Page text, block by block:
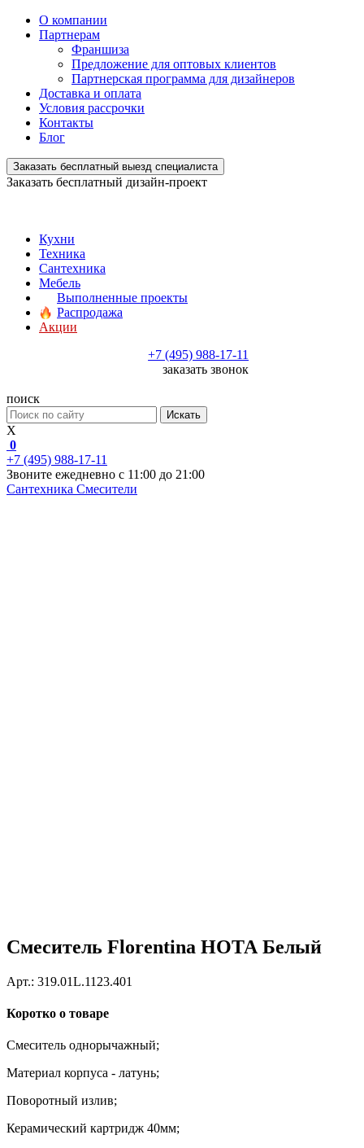
О компании
Партнерам
Франшиза
Предложение для оптовых клиентов
Партнерская программа для дизайнеров
Доставка и оплата
Условия рассрочки
Контакты
Блог
Заказать бесплатный выезд специалиста
Заказать бесплатный дизайн-проект
Кухни
Техника
Сантехника
Мебель
Выполненные проекты
Распродажа
Акции
+7 (495) 988-17-11
заказать звонок
поиск
Искать
X
0
+7 (495) 988-17-11
Звоните ежедневно с 11:00 до 21:00
Сантехника Смесители
Смеситель Florentina НОТА Белый
Арт.: 319.01L.1123.401
Коротко о товаре
Керамический картридж 40мм;